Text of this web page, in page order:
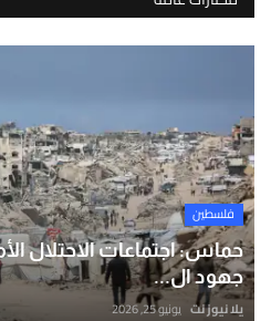
فلسطين
حماس: اجتماعات الاحتلال
جهود ال...
يلا نيوز نت يونيو 25, 2026